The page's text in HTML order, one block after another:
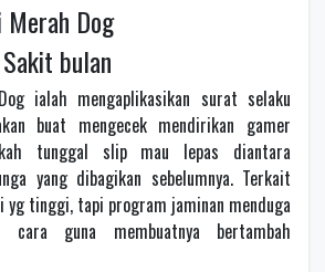
Dog
bulan
ialah mengaplikasikan surat selaku
buat mengecek mendirikan gamer
tunggal slip mau lepas diantara
yang dibagikan sebelumnya. Terkait
yg tinggi, tapi program jaminan menduga
cara guna membuatnya bertambah